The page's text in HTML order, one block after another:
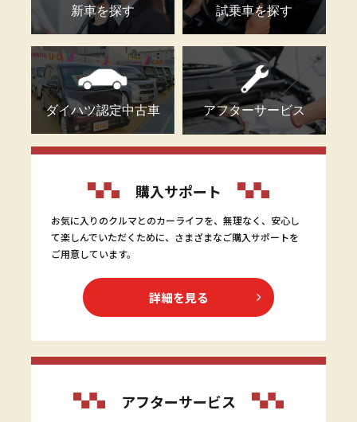
新車を探す 試乗車を探す
ダイハツ認定中古車 アフターサービス
購入サポート
お気に入りのクルマとのカーライフを、無理なく、安心し
て楽しんでいただくために、さまざまなご購入サポートを
ご用意しています。
詳細を見る
アフターサービス